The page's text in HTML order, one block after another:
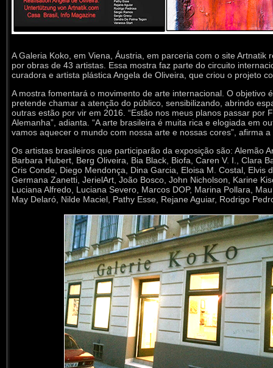
A Galeria Koko, em Viena, Áustria, em parceria com o site
por obras de 43 artistas. Essa mostra faz parte do circuito
curadora e artista plástica Angela de Oliveira, que criou o projeto
A mostra fomentará o movimento de arte internacional. O objetivo
pretende chamar a atenção do público, sensibilizando, abrindo
outras estão por vir em 2016. “Estão nos meus planos passar por
Alemanha”, adianta. “A arte brasileira é muita rica e elogiada em
vamos aquecer o mundo com nossa arte e nossas cores”, afirma
Os artistas brasileiros que participarão da exposição são: Alemão
Barbara Hubert, Berg Oliveira, Bia Black, Biofa, Caren V. I., Clara
Cris Conde, Diego Mendonça, Dina Garcia, Eloisa M. Costal, Elvis
Germana Zanetti, JerielArt, João Bosco, John Nicholson, Karine
Luciana Alfredo, Luciana Severo, Marcos DOP, Marina Pollara,
May Delaró, Nilde Maciel, Pathy Esse, Rejane Aguiar, Rodrigo